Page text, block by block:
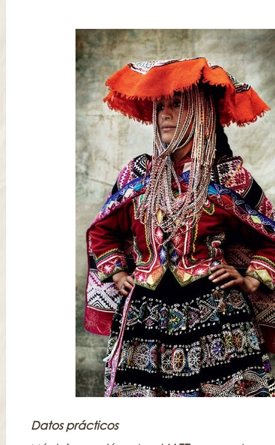
Datos prácticos